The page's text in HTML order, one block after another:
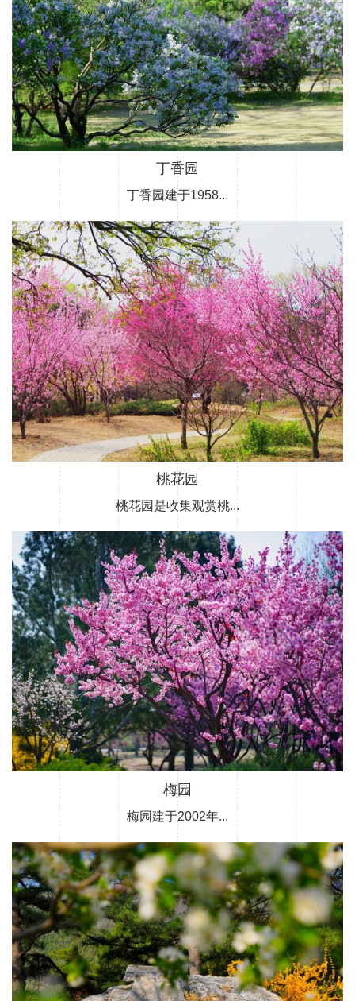
丁香园
丁香园建于1958...
桃花园
桃花园是收集观赏桃...
梅园
梅园建于2002年...